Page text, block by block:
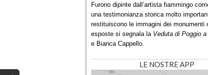
Furono dipinte dall’artista fiammingo
una testimonianza storica molto
restituiscono le immagini dei
esposte si segnala la Veduta di Poggio a
e Bianca Cappello.
LE NOSTRE APP